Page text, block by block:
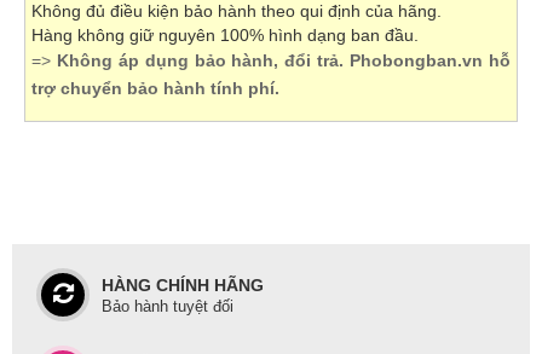
Không đủ điều kiện bảo hành theo qui định của hãng.
Hàng không giữ nguyên 100% hình dạng ban đầu.
=> Không áp dụng bảo hành, đổi trả. Phobongban.vn hỗ
trợ chuyển bảo hành tính phí.
HÀNG CHÍNH HÃNG
Bảo hành tuyệt đối